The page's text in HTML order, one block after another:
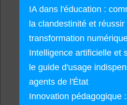
IA dans l'éducation :
la clandestinité et réussir
transformation
Intelligence artificielle et
le guide d'usage
agents de l'État
Innovation pédagogique